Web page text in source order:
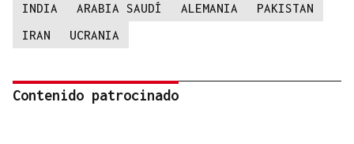
INDIA
ARABIA SAUDÍ ALEMANIA
PAKISTAN
IRAN
UCRANIA
Contenido patrocinado